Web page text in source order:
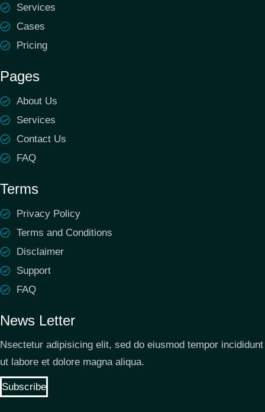
Services
Cases
Pricing
Pages
About Us
Services
Contact Us
FAQ
Terms
Privacy Policy
Terms and Conditions
Disclaimer
Support
FAQ
News Letter
Nsectetur adipisicing elit, sed do eiusmod tempor incididunt
ut labore et dolore magna aliqua.
Subscribe